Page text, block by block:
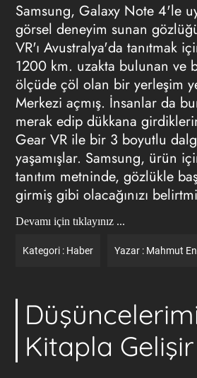
Samsung, Galaxy Note 4'le
görsel deneyim sunan
VR'ı Avustralya'da tanıtmak
1200 km. uzakta bulunan ve
ölçüde çöl olan bir yerleşim
Merkezi açmış. İnsanlar da
merak edip dükkana
Gear VR ile bir 3 boyutlu
yaşamışlar. Samsung, ürün
tanıtım metninde, gözlükle
girmiş gibi olacağınızı
Devamı için tıklayınız ...
Kategori : Haber Yazar : Mahmut
Kitapla Gelişir